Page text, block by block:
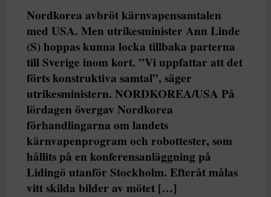
Nordkorea avbröt kärnvapensamtalen
med USA. Men utrikesminister Ann Linde
(S) hoppas kunna locka tillbaka parterna
till Sverige inom kort. ”Vi uppfattar att det
förts konstruktiva samtal”, säger
utrikesministern. NORDKOREA/USA På
lördagen övergav Nordkorea
förhandlingarna om landets
kärnvapenprogram och robottester, som
hållits på en konferensanläggning på
Lidingö utanför Stockholm. Efteråt målas
vitt skilda bilder av mötet […]